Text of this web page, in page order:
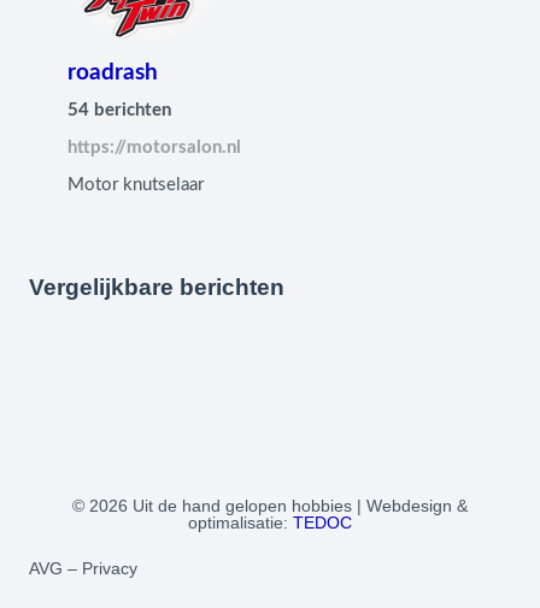
roadrash
54 berichten
https://motorsalon.nl
Motor knutselaar
Vergelijkbare berichten
7 jaar geleden
8 jaar geleden
8 jaar geleden
© 2026 Uit de hand gelopen hobbies | Webdesign &
optimalisatie: TEDOC
AVG – Privacy